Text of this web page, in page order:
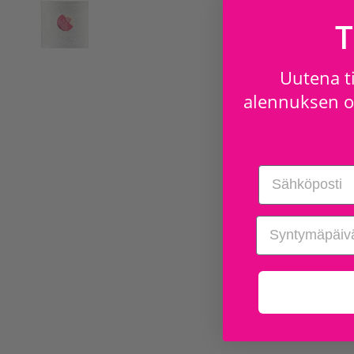
Uutena
alennuksen
Email
birthday